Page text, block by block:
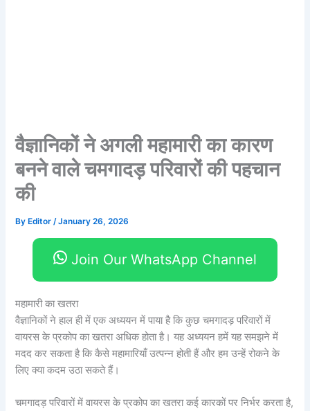
वैज्ञानिकों ने अगली महामारी का कारण
बनने वाले चमगादड़ परिवारों की पहचान
की
By Editor/January 26, 2026
Join Our WhatsApp Channel
महामारी का खतरा
वैज्ञानिकों ने हाल ही में एक अध्ययन में पाया है कि कुछ चमगादड़ परिवारों में
वायरस के प्रकोप का खतरा अधिक होता है। यह अध्ययन हमें यह समझने में
मदद कर सकता है कि कैसे महामारियाँ उत्पन्न होती हैं और हम उन्हें रोकने के
लिए क्या कदम उठा सकते हैं।
चमगादड़ परिवारों में वायरस के प्रकोप का खतरा कई कारकों पर निर्भर करता है,